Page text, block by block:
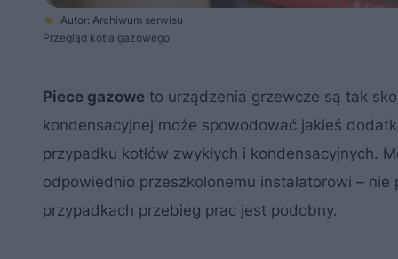
Autor: Archiwum serwisu
Przegląd kotła gazowego
Piece gazowe to urządzenia grzewcze są tak
kondensacyjnej może spowodować jakieś
przypadku kotłów zwykłych i kondensacyjnych.
odpowiednio przeszkolonemu instalatorowi – nie
przypadkach przebieg prac jest podobny.